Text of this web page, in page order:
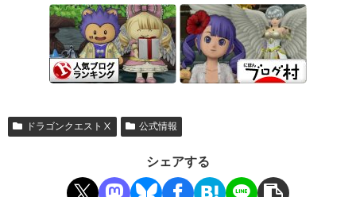
ドラゴンクエストⅩ 公式情報
シェアする